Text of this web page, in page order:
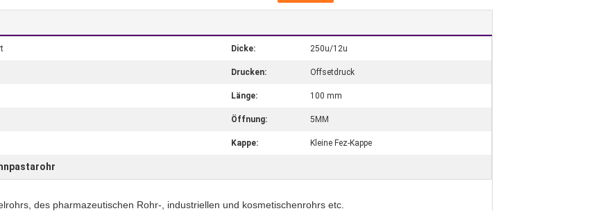
Dicke: 250u/12u
Drucken: Offsetdruck
Länge: 100 mm
Öffnung: 5MM
Kappe: Kleine Fez-Kappe
des pharmazeutischen Rohr-, industriellen und kosmetischenrohrs etc.